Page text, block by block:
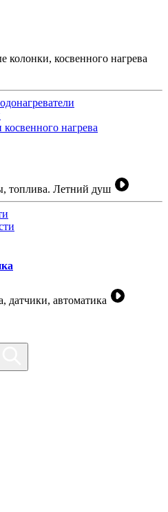
колонки, косвенного нагрева
нагрева
топлива. Летний душ
датчики, автоматика